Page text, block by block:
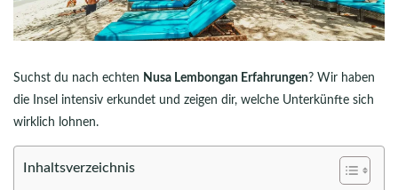
Suchst du nach echten Nusa Lembongan Erfahrungen? Wir haben
die Insel intensiv erkundet und zeigen dir, welche Unterkünfte sich
wirklich lohnen.
Inhaltsverzeichnis